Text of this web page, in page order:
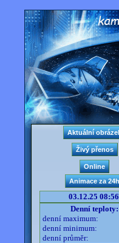
03.12.25 08:56
Denní teploty:
denní maximum:
denní minimum:
denní průměr: